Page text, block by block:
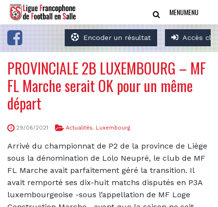
Encoder un résultat Accès
MENUMENU
PROVINCIALE 2B LUXEMBOURG – MF
FL Marche serait OK pour un même
départ
29/06/2021 Actualités, Luxembourg
Arrivé du championnat de P2 de la province de Liège
sous la dénomination de Lolo Neupré, le club de MF
FL Marche avait parfaitement géré la transition. Il
avait remporté ses dix-huit matchs disputés en P3A
luxembourgeoise -sous l’appellation de MF Loge